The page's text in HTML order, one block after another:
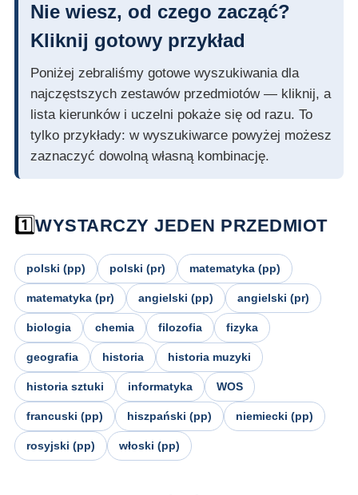
Nie wiesz, od czego zacząć?
Kliknij gotowy przykład
Poniżej zebraliśmy gotowe wyszukiwania dla
najczęstszych zestawów przedmiotów — kliknij, a
lista kierunków i uczelni pokaże się od razu. To
tylko przykłady: w wyszukiwarce powyżej możesz
zaznaczyć dowolną własną kombinację.
1️⃣WYSTARCZY JEDEN PRZEDMIOT
polski (pp) polski (pr) matematyka (pp)
matematyka (pr) angielski (pp) angielski (pr)
biologia chemia filozofia fizyka
geografia historia historia muzyki
historia sztuki informatyka WOS
francuski (pp) hiszpański (pp) niemiecki (pp)
rosyjski (pp) włoski (pp)